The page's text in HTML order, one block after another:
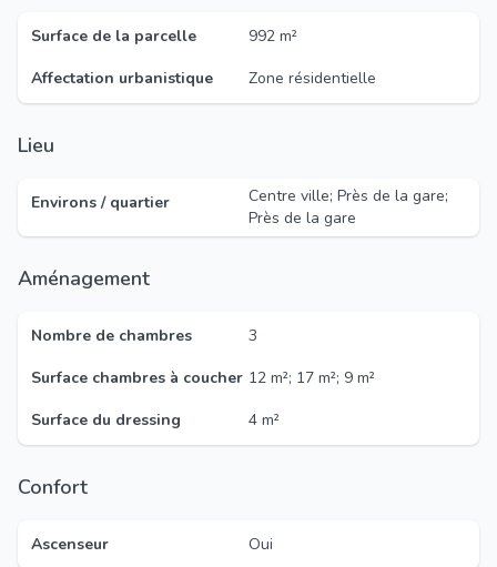
Surface de la parcelle
992 m²
Affectation urbanistique
Zone résidentielle
Lieu
Environs / quartier
Centre ville; Près de la gare;
Près de la gare
Aménagement
Nombre de chambres
3
Surface chambres à coucher 12 m²; 17 m²; 9 m²
Surface du dressing
4 m²
Confort
Ascenseur Oui